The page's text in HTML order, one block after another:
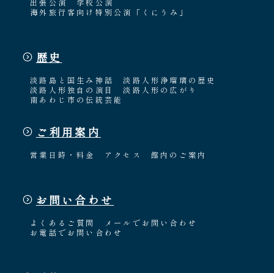
出張公演
学校公演
海外旅行客向け特別公演「くにうみ」
歴史
淡路島と国生み神話
淡路人形浄瑠璃の歴史
淡路人形独自の演目
淡路人形の広がり
南あわじ市の伝統芸能
ご利用案内
営業日時・料金 アクセス 館内のご案内
お問い合わせ
よくあるご質問
メールでお問い合わせ
お電話でお問い合わせ